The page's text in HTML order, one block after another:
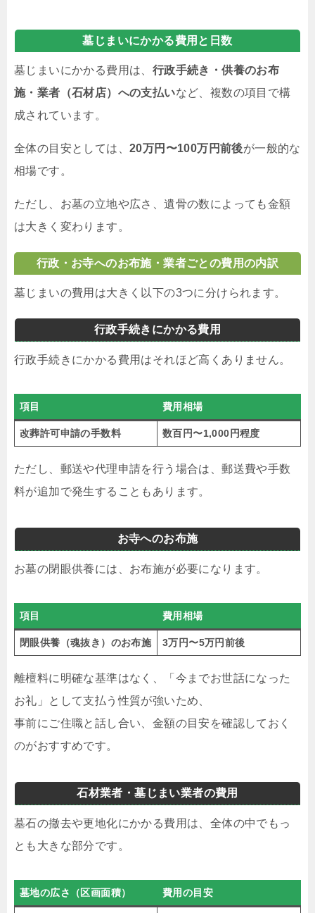
墓じまいにかかる費用と 日数
墓じまいにかかる費用は、 行政手続き・供養のお布
施・業者（石材店）への支払いなど、複数の項目で構
成されています。
全体の目安としては、 20万円〜100万円前後が一般的な
相場です。
ただし、お墓の立地や広さ、遺骨の数によっても金額
は大きく変わります。
行政・お寺へのお布施・業者ごとの費用の内訳
墓じまいの費用は大きく以下の3つに分けられます。
行政手続きにかかる費用
行政手続きにかかる費用はそれほど高くありません。
項目 費用相場
改葬許可申請の手数料 数百円〜1,000円程度
ただし、郵送や代理申請を行う場合は、郵送費や手数
料が追加で発生することもあります。
お寺へのお布施
お墓の閉眼供養には、お布施が必要になります。
項目 費用相場
閉眼供養（魂抜き）のお布施 3万円〜5万円前後
離檀料に明確な基準はなく、「今までお世話になった
お礼」として支払う性質が強いため、
事前にご住職と話し合い、金額の目安を確認しておく
のがおすすめです。
石材業者・墓じまい業者の費用
墓石の撤去や更地化にかかる費用は、全体の中でもっ
とも大きな部分です。
墓地の広さ （区画面積） 費用の目安